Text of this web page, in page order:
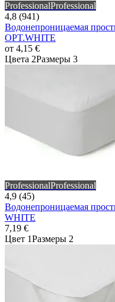
ProfessionalProfessional
4,8 (941)
Водонепроницаемая
OPT.WHITE
от 4,15 €
Цвета 2Размеры 3
ProfessionalProfessional
4,9 (45)
Водонепроницаемая
WHITE
7,19 €
Цвет 1Размеры 2